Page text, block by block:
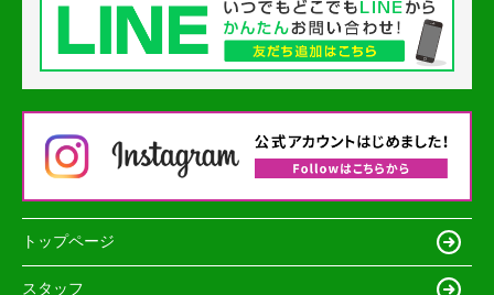
トップページ
スタッフ